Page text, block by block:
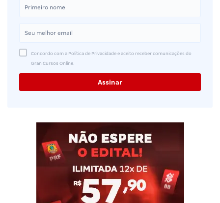
Concordo com a Política de Privacidade e aceito receber comunicações do
Gran Cursos Online.